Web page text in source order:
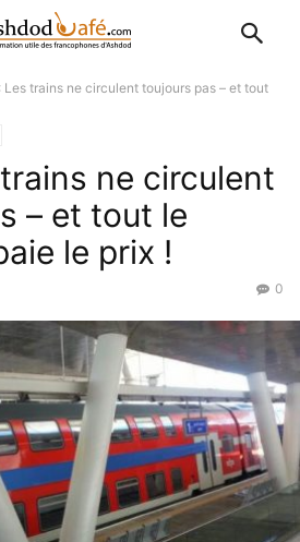
Les trains ne circulent toujours pas – et tout
ne circulent
– et tout le
le prix !
0